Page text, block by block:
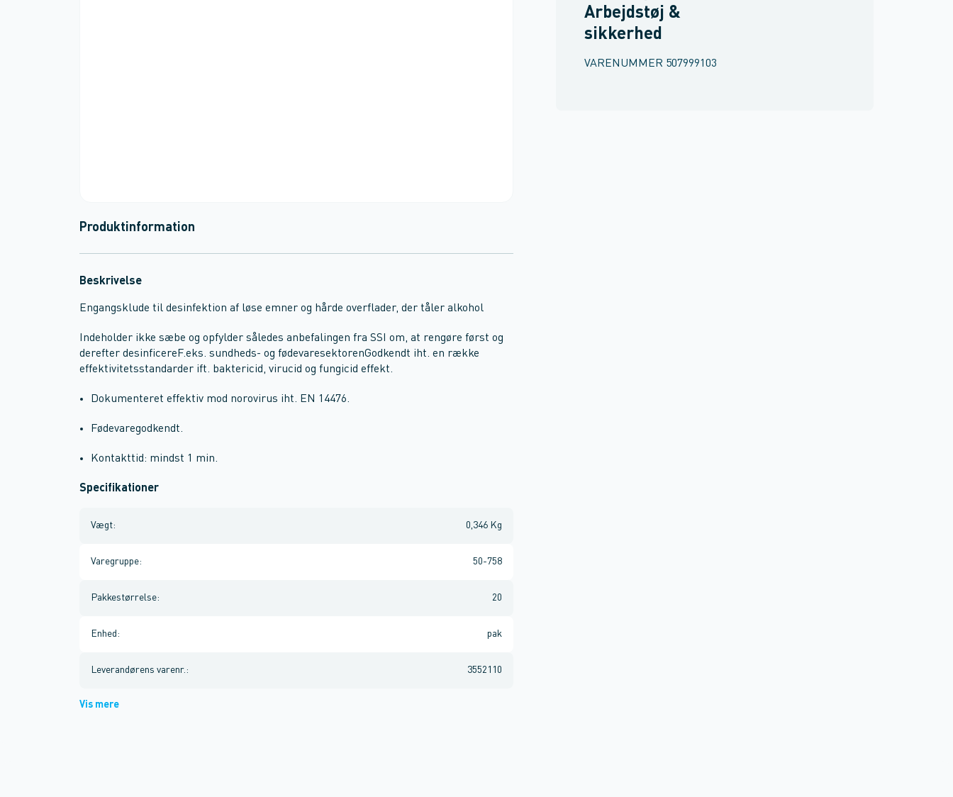
Arbejdstøj &
sikkerhed
VARENUMMER 507999103
Produktinformation
Beskrivelse
Engangsklude til desinfektion af løse emner og hårde overflader, der tåler alkohol
Indeholder ikke sæbe og opfylder således anbefalingen fra SSI om, at rengøre først og
derefter desinficereF.eks. sundheds- og fødevaresektorenGodkendt iht. en række
effektivitetsstandarder ift. baktericid, virucid og fungicid effekt.
Dokumenteret effektiv mod norovirus iht. EN 14476.
Fødevaregodkendt.
Kontakttid: mindst 1 min.
Specifikationer
Vægt: 0,346 Kg
Varegruppe: 50-758
Pakkestørrelse: 20
Enhed : pak
Leverandørens varenr. : 3552110
Vis mere